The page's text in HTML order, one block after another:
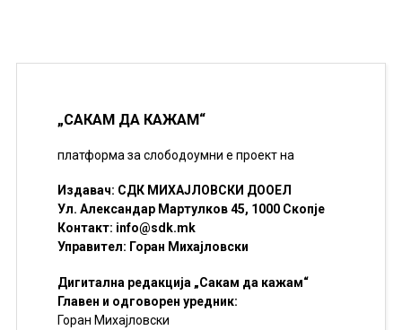
„САКАМ ДА КАЖАМ“
платформа за слободоумни е проект на
Издавач: СДК МИХАЈЛОВСКИ ДООЕЛ
Ул. Александар Мартулков 45, 1000 Скопје
Контакт: info@sdk.mk
Управител: Горан Михајловски
Дигитална редакција „Сакам да кажам“
Главен и одговорен уредник:
Горан Михајловски